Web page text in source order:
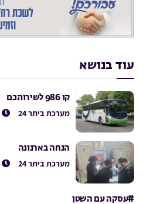
עוד בנושא
קו 986 לשירותכם
מערכת ביתר 24
הנחה בארנונה
מערכת ביתר 24
#עסקה עם השטן